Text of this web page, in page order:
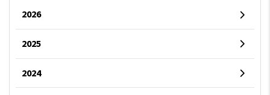
2026
2025
2024